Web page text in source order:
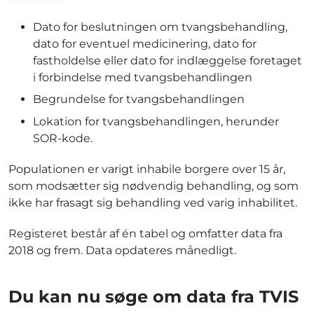
Dato for beslutningen om tvangsbehandling,
dato for eventuel medicinering, dato for
fastholdelse eller dato for indlæggelse foretaget
i forbindelse med tvangsbehandlingen
Begrundelse for tvangsbehandlingen
Lokation for tvangsbehandlingen, herunder
SOR-kode.
Populationen er varigt inhabile borgere over 15 år,
som modsætter sig nødvendig behandling, og som
ikke har frasagt sig behandling ved varig inhabilitet.
Registeret består af én tabel og omfatter data fra
2018 og frem. Data opdateres månedligt.
Du kan nu søge om data fra TVIS